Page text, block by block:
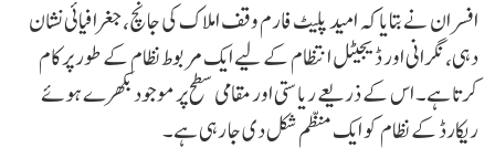
افسران نے بتایا کہ امید پلیٹ فارم وقف املاک کی جانچ، جغرافیائی نشان
دہی، نگرانی اور ڈیجیٹل انتظام کے لیے ایک مربوط نظام کے طور پر کام
کرتا ہے۔ اس کے ذریعے ریاستی اور مقامی سطح پر موجود بکھرے ہوئے
ریکارڈ کے نظام کو ایک منظم شکل دی جا رہی ہے۔